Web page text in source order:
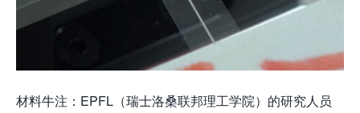
材料牛注：EPFL（瑞士洛桑联邦理工学院）的研究人员